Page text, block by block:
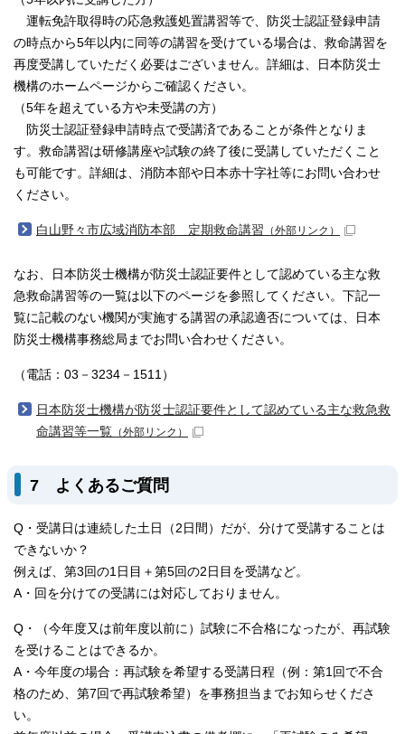
運転免許取得時の応急救護処置講習等で、防災士認証登録申請
の時点から5年以内に同等の講習を受けている場合は、救命講習を
再度受講していただく必要はございません。詳細は、日本防災士
機構のホームページからご確認ください。
（5年を超えている方や未受講の方）
防災士認証登録申請時点で受講済であることが条件となりま
す。救命講習は研修講座や試験の終了後に受講していただくこと
も可能です。詳細は、消防本部や日本赤十字社等にお問い合わせ
ください。
白山野々市広域消防本部 定期救命講習 （外部リンク）
なお、日本防災士機構が防災士認証要件として認めている主な救
急救命講習等の一覧は以下のページを参照してください。下記一
覧に記載のない機関が実施する講習の承認適否については、日本
防災士機構事務総局までお問い合わせください。
（電話：03－3234－1511）
日本防災士機構が防災士認証要件として認めている主な救急救
命講習等一覧 （外部リンク）
7 よくあるご質問
Q・受講日は連続した土日（2日間）だが、分けて受講することは
できないか？
例えば、第3回の1日目＋第5回の2日目を受講など。
A・回を分けての受講には対応しておりません。
Q・（今年度又は前年度以前に）試験に不合格になったが、再試験
を受けることはできるか。
A・今年度の場合：再試験を希望する受講日程（例：第1回で不合
格のため、第7回で再試験希望）を事務担当までお知らせくださ
い。